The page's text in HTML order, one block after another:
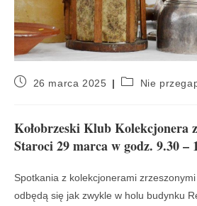
26 marca 2025 Nie
Kołobrzeski Klub Kolekcjonera
Staroci 29 marca w godz. 9.30 –
Spotkania z kolekcjonerami
odbędą się jak zwykle w holu budynku